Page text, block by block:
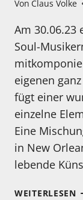
Von Claus Volke
Am 30.06.23
Soul-
eigenen
fügt einer
einzelne
Eine
in New
lebende
WEITERLESEN